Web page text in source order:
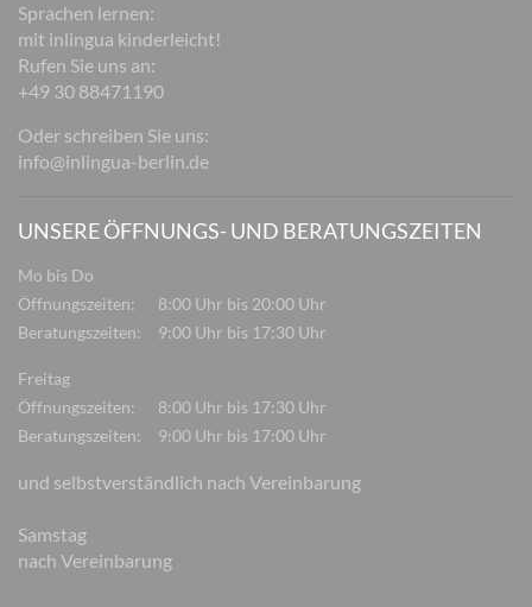
Sprachen lernen:
mit inlingua kinderleicht!
Rufen Sie uns an:
+49 30 88471190
Oder schreiben Sie uns:
info@inlingua-berlin.de
UNSERE ÖFFNUNGS- UND BERATUNGSZEITEN
Mo bis Do
Öffnungszeiten:
8:00 Uhr bis 20:00 Uhr
Beratungszeiten:
9:00 Uhr bis 17:30 Uhr
Freitag
Öffnungszeiten:
8:00 Uhr bis 17:30 Uhr
Beratungszeiten:
9:00 Uhr bis 17:00 Uhr
und selbstverständlich nach Vereinbarung
Samstag
nach Vereinbarung